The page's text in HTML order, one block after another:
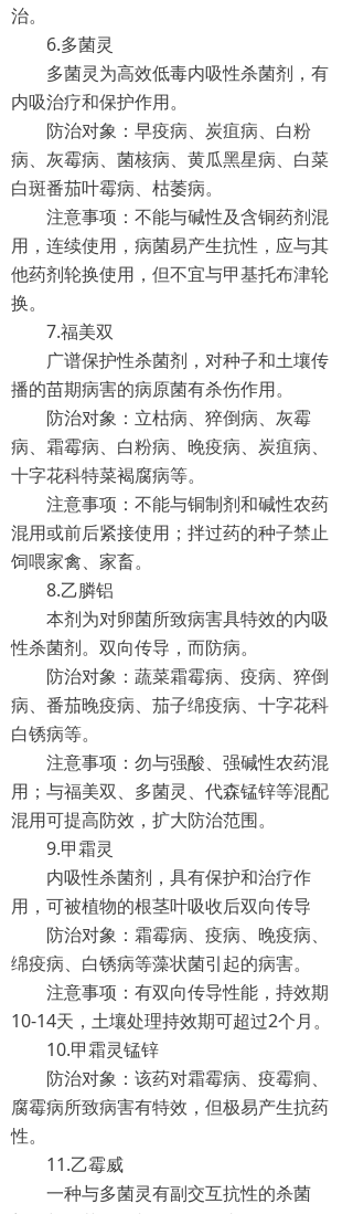
治。
6.多菌灵
多菌灵为高效低毒内吸性杀菌剂，有
内吸治疗和保护作用。
防治对象：早疫病、炭疽病、白粉
病、灰霉病、菌核病、黄瓜黑星病、白菜
白斑番茄叶霉病、枯萎病。
注意事项：不能与碱性及含铜药剂混
用，连续使用，病菌易产生抗性，应与其
他药剂轮换使用，但不宜与甲基托布津轮
换。
7.福美双
广谱保护性杀菌剂，对种子和土壤传
播的苗期病害的病原菌有杀伤作用。
防治对象：立枯病、猝倒病、灰霉
病、霜霉病、白粉病、晚疫病、炭疽病、
十字花科特菜褐腐病等。
注意事项：不能与铜制剂和碱性农药
混用或前后紧接使用；拌过药的种子禁止
饲喂家禽、家畜。
8.乙膦铝
本剂为对卵菌所致病害具特效的内吸
性杀菌剂。双向传导，而防病。
防治对象：蔬菜霜霉病、疫病、猝倒
病、番茄晚疫病、茄子绵疫病、十字花科
白锈病等。
注意事项：勿与强酸、强碱性农药混
用；与福美双、多菌灵、代森锰锌等混配
混用可提高防效，扩大防治范围。
9.甲霜灵
内吸性杀菌剂，具有保护和治疗作
用，可被植物的根茎叶吸收后双向传导
防治对象：霜霉病、疫病、晚疫病、
绵疫病、白锈病等藻状菌引起的病害。
注意事项：有双向传导性能，持效期
10-14天，土壤处理持效期可超过2个月。
10.甲霜灵锰锌
防治对象：该药对霜霉病、疫霉痌、
腐霉病所致病害有特效，但极易产生抗药
性。
11.乙霉威
一种与多菌灵有副交互抗性的杀菌